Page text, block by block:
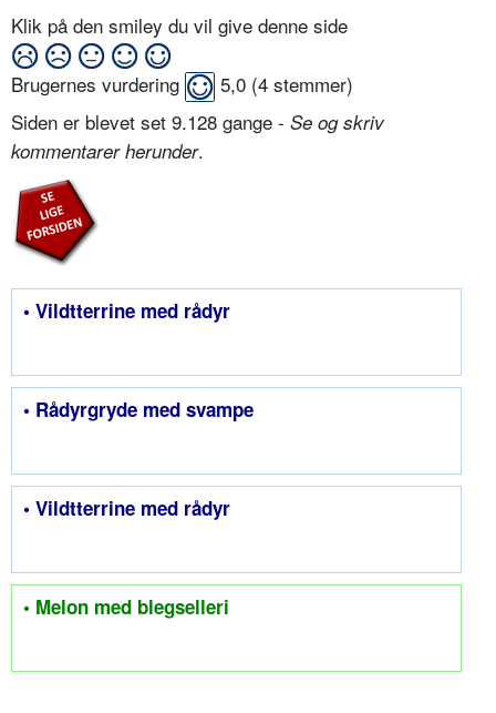
Klik på den smiley du vil give denne side
Brugernes vurdering 5,0 (4 stemmer)
Siden er blevet set 9.128 gange - Se og skriv
kommentarer herunder.
• Vildtterrine med rådyr
• Rådyrgryde med svampe
• Vildtterrine med rådyr
• Melon med blegselleri